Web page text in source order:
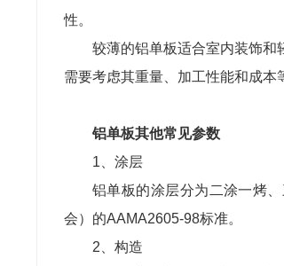
性。
较薄的铝单板适合室内装饰和
需要考虑其重量、加工性能和成本
铝单板其他常见参数
1、涂层
铝单板的涂层分为二涂一烤
会）的AAMA2605-98标准。
2、构造